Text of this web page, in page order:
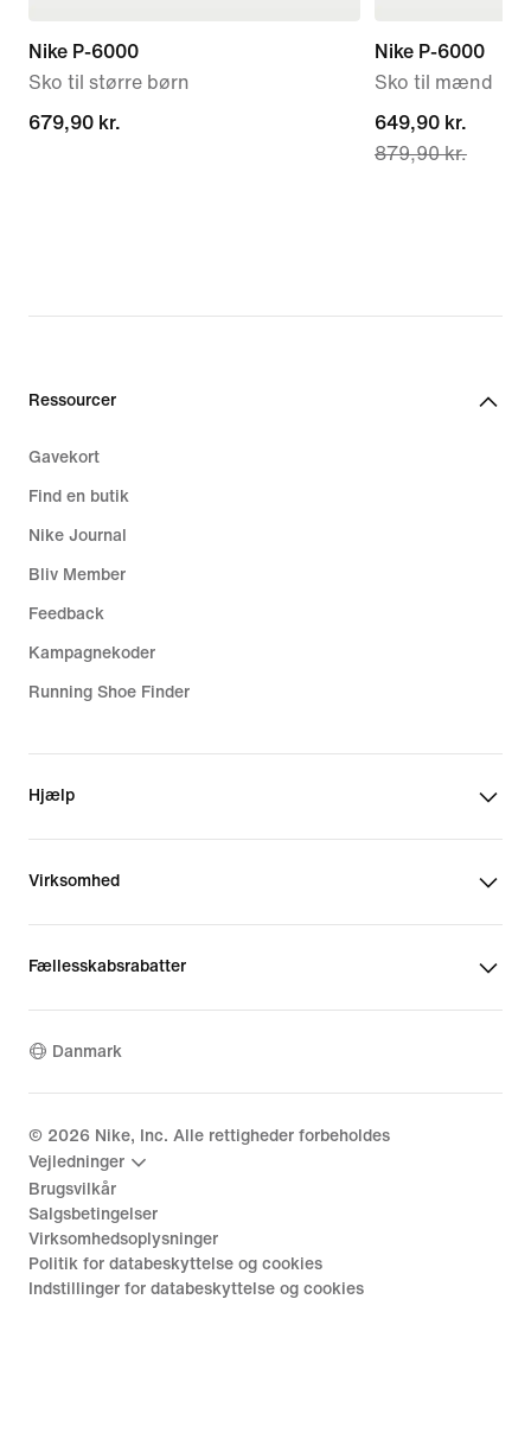
Nike P-6000
Sko til større børn
679,90 kr.
679,90 kr.
Nike P-6000
Sko til mænd
current
price
649,90 kr.
879,90 kr.
Ressourcer
Gavekort
Find en butik
Nike Journal
Bliv Member
Feedback
Kampagnekoder
Running Shoe Finder
Hjælp
Virksomhed
Fællesskabsrabatter
Danmark
© 2026 Nike, Inc. Alle rettigheder forbeholdes
Vejledninger
Brugsvilkår
Salgsbetingelser
Virksomhedsoplysninger
Politik for databeskyttelse og cookies
Indstillinger for databeskyttelse og cookies